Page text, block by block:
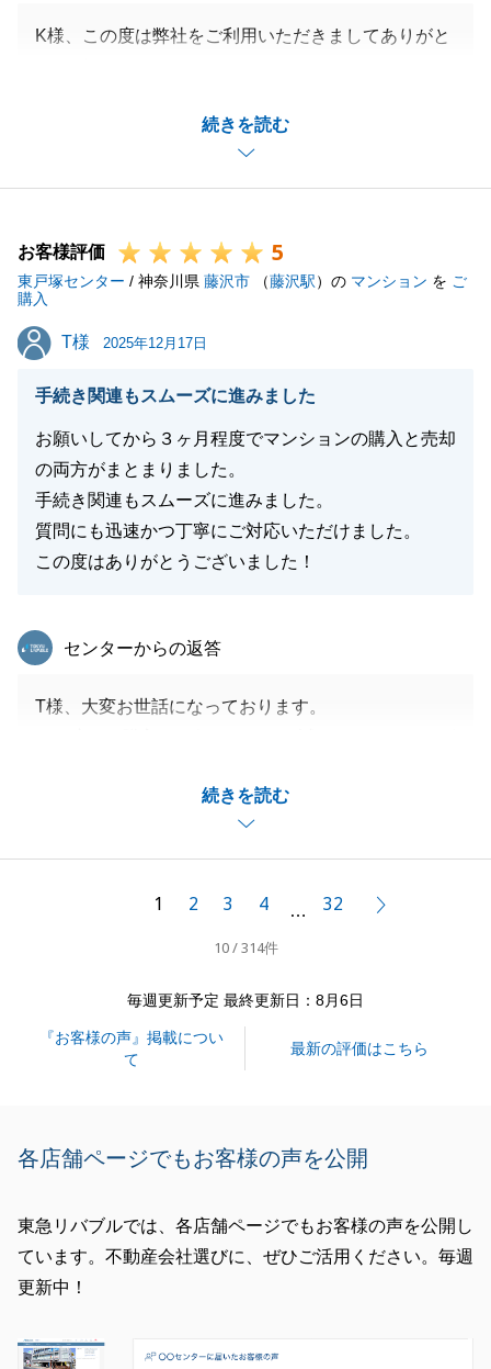
続きを読む
K様、この度は弊社をご利用いただきましてありがと
本当にありがとうございました。
不動産に関することで、ご不明な点がございましたら
今後とも、よろしくお願いいたします。
お客様評価 5
東戸塚センター / 神奈川県 藤沢市 （藤沢駅）の マンション を ご
購入
T様
T様 2025年12月17日
手続き関連もスムーズに進みました
お願いしてから３ヶ月程度でマンションの購入と売却
の両方がまとまりました。
手続き関連もスムーズに進みました。
質問にも迅速かつ丁寧にご対応いただけました。
この度はありがとうございました！
続きを読む
東急リバブル
センターからの返答
T様、大変お世話になっております。
ご契約からご決済までスムーズに進んだのもT様のご
協力があってこそでした。
また、今後不動産に関することで何かお困り事等ござ
今後とも何卒宜しくお願い申し上げます。
1 2 3 4 … 32
10 / 314件
毎週更新予定 最終更新日：8月6日
『お客様の声』掲載につい
て
最新の評価はこちら
各店舗ページでもお客様の声を公開
東急リバブルでは、各店舗ページでもお客様の声を公開し
ています。不動産会社選びに、ぜひご活用ください。毎週
更新中！